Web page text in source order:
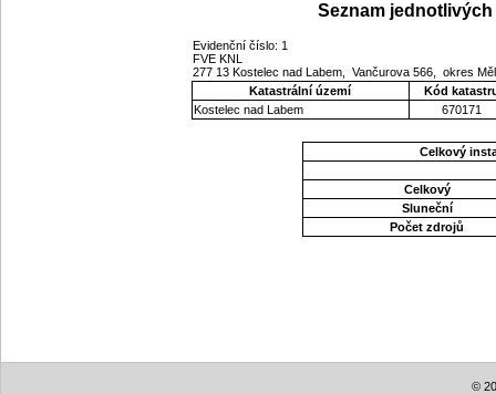
Seznam
Evidenční číslo: 1
FVE KNL
277 13 Kostelec nad Labem, Vančurova 566, okres
Katastrální území
Kód
Kostelec nad Labem
670171
Celkový
Celkový
Sluneční
Počet zdrojů
©